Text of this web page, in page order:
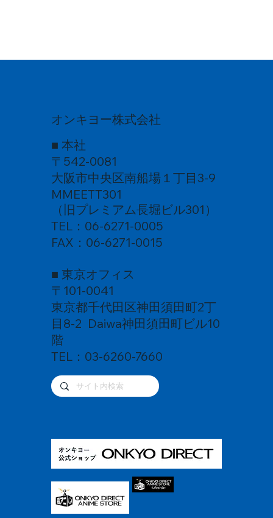
オンキヨー株式会社
■ 本社
〒542-0081
大阪市中央区南船場１丁目3-9
MMEETT301
（旧プレミアム長堀ビル301）
TEL：06-6271-0005
FAX：06-6271-0015
■ 東京オフィス
〒101-0041
東京都千代田区神田須田町2丁
目8-2 Daiwa神田須田町ビル10
階
TEL：03-6260-7660